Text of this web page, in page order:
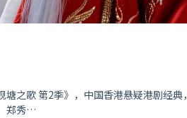
之歌 第2季》，中国香港悬疑港剧经典，
郑秀…